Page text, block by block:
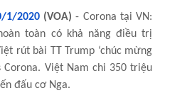
1/2020(VOA) - Corona tại VN:
toàn có khả năng điều trị
rút bài TT Trump ‘chúc mừng
Corona. Việt Nam chi 350 triệu
đấu cơ Nga.